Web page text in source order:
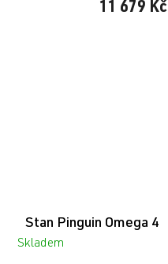
11 679 Kč
Stan Pinguin Omega 4
Skladem